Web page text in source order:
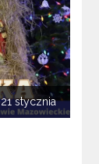
stycznia